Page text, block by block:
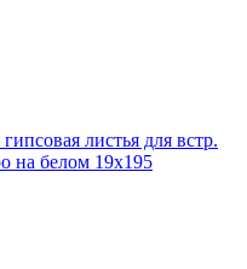
листья для встр.
на белом 19х195